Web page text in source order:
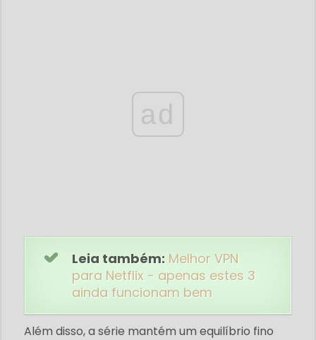
ad
Leia também: Melhor VPN
para Netflix - apenas estes 3
ainda funcionam bem
Além disso, a série mantém um equilíbrio fino